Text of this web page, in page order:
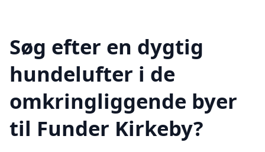
Søg efter en dygtig
hundelufter i de
omkringliggende byer
til Funder Kirkeby?